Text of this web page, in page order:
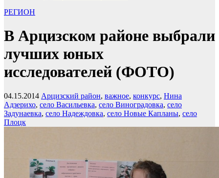
РЕГИОН
В Арцизском районе выбрали
лучших юных
исследователей (ФОТО)
04.15.2014 Арцизский район, важное, конкурс, Нина
Адзерихо, село Васильевка, село Виноградовка, село
Задунаевка, село Надеждовка, село Новые Капланы, село
Плоцк